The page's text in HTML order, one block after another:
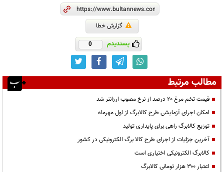
گزارش خطا
پسندیدم 0
مطالب مرتبط
قیمت تخم مرغ ۲۰ درصد از نرخ مصوب ارزانتر شد
امکان اجرای آزمایشی طرح کالابرگ از اول مهرماه
توزیع کالابرگ راهی برای پایداری تولید
آخرین جزئیات از اجرای طرح کالا برگ الکترونیکی در کشور
کالابرگ الکترونیکی اختیاری است
اعتبار ۳۰۰ هزار تومانی کالابرگ